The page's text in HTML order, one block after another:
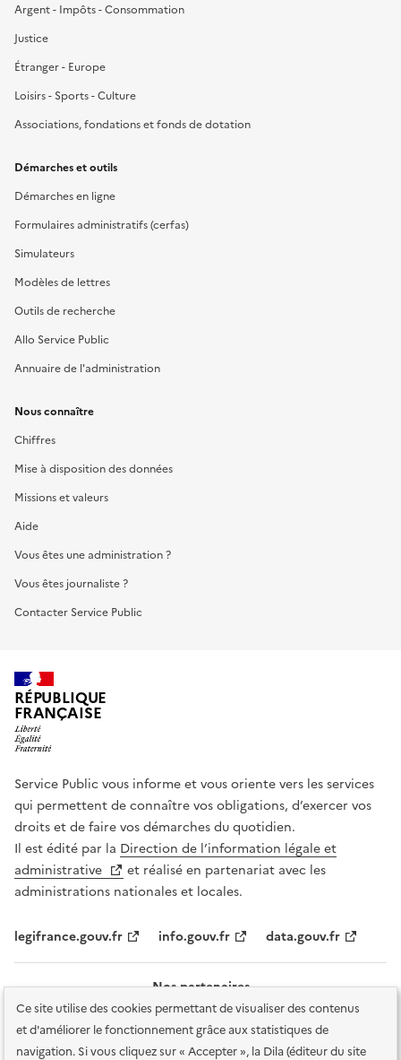
Ce site utilise des cookies permettant de visualiser des contenus
et d'améliorer le fonctionnement grâce aux statistiques de
navigation. Si vous cliquez sur « Accepter », la Dila (éditeur du site
Argent - Impôts - Consommation
Justice
Étranger - Europe
Loisirs - Sports - Culture
Associations, fondations et fonds de dotation
Démarches et outils
Démarches en ligne
Formulaires administratifs (cerfas)
Simulateurs
Modèles de lettres
Outils de recherche
Allo Service Public
Annuaire de l'administration
Nous connaître
Chiffres
Mise à disposition des données
Missions et valeurs
Aide
Vous êtes une administration ?
Vous êtes journaliste ?
Contacter Service Public
RÉPUBLIQUE
FRANÇAISE
Service Public vous informe et vous oriente vers les services
qui permettent de connaître vos obligations, d’exercer vos
droits et de faire vos démarches du quotidien.
Il est édité par la Direction de l’information légale et
administrative
et réalisé en partenariat avec les
administrations nationales et locales.
legifrance.gouv.fr info.gouv.fr data.gouv.fr
Nos partenaires